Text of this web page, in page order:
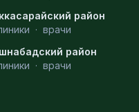
район
· врачи
район
· врачи